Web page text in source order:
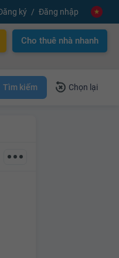
ký Đăng nhập
Cho thuê nhà nhanh
Tìm kiếm Chọn lại